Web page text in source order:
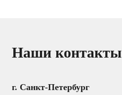
Наши контакты
г. Санкт-Петербург